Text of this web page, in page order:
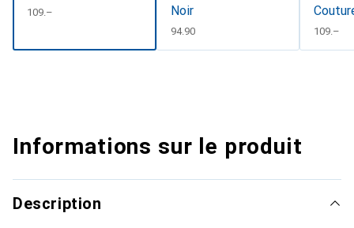
CHF
109.–
Noir
CHF
94.90 CHF
109.–
Informations sur le produit
Description